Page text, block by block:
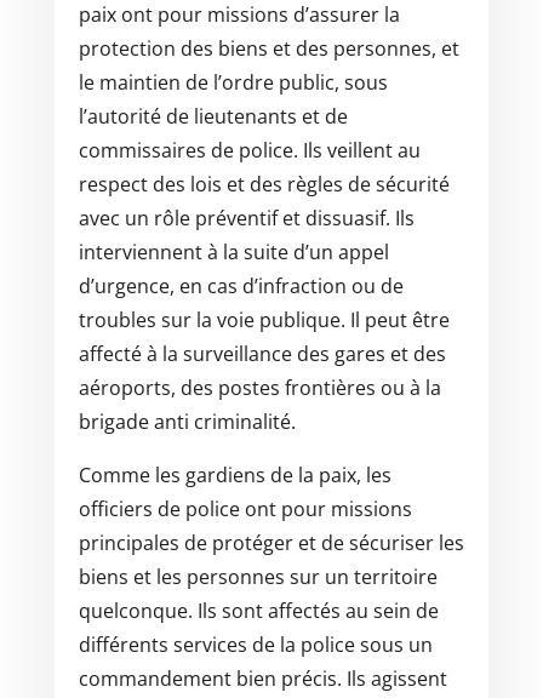
paix ont pour missions d’assurer la
protection des biens et des personnes, et
le maintien de l’ordre public, sous
l’autorité de lieutenants et de
commissaires de police. Ils veillent au
respect des lois et des règles de sécurité
avec un rôle préventif et dissuasif. Ils
interviennent à la suite d’un appel
d’urgence, en cas d’infraction ou de
troubles sur la voie publique. Il peut être
affecté à la surveillance des gares et des
aéroports, des postes frontières ou à la
brigade anti criminalité.
Comme les gardiens de la paix, les
officiers de police ont pour missions
principales de protéger et de sécuriser les
biens et les personnes sur un territoire
quelconque. Ils sont affectés au sein de
différents services de la police sous un
commandement bien précis. Ils agissent